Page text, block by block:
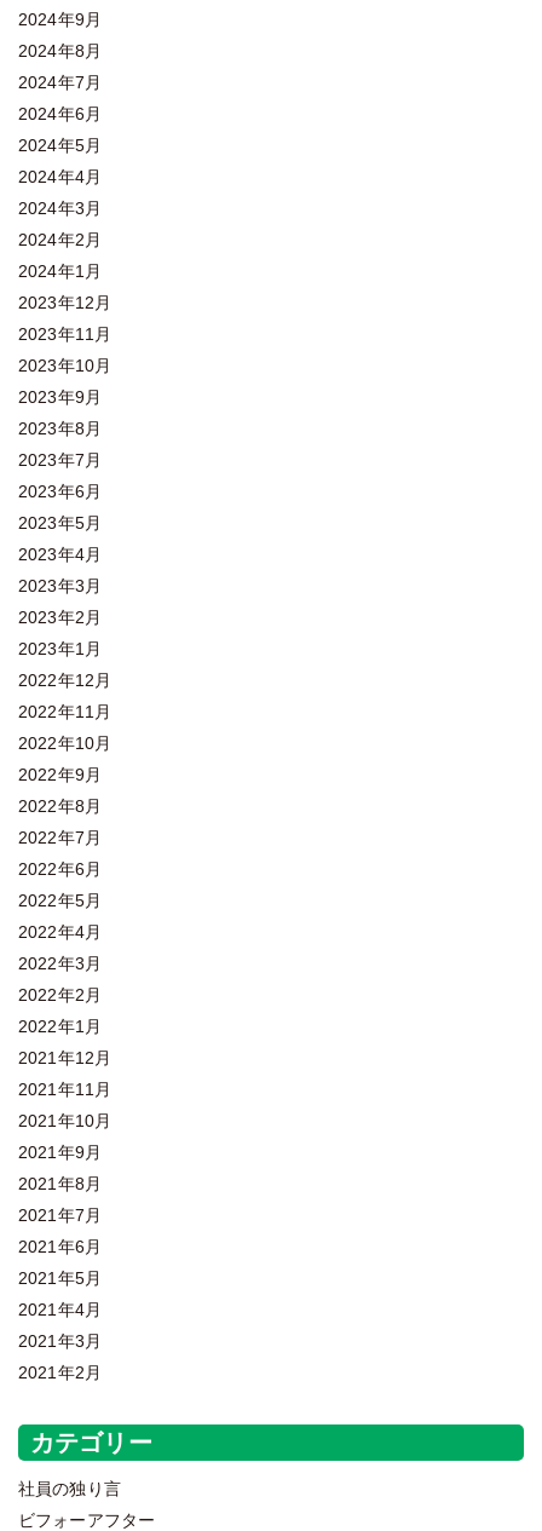
2024年9月
2024年8月
2024年7月
2024年6月
2024年5月
2024年4月
2024年3月
2024年2月
2024年1月
2023年12月
2023年11月
2023年10月
2023年9月
2023年8月
2023年7月
2023年6月
2023年5月
2023年4月
2023年3月
2023年2月
2023年1月
2022年12月
2022年11月
2022年10月
2022年9月
2022年8月
2022年7月
2022年6月
2022年5月
2022年4月
2022年3月
2022年2月
2022年1月
2021年12月
2021年11月
2021年10月
2021年9月
2021年8月
2021年7月
2021年6月
2021年5月
2021年4月
2021年3月
2021年2月
カテゴリー
社員の独り言
ビフォーアフター